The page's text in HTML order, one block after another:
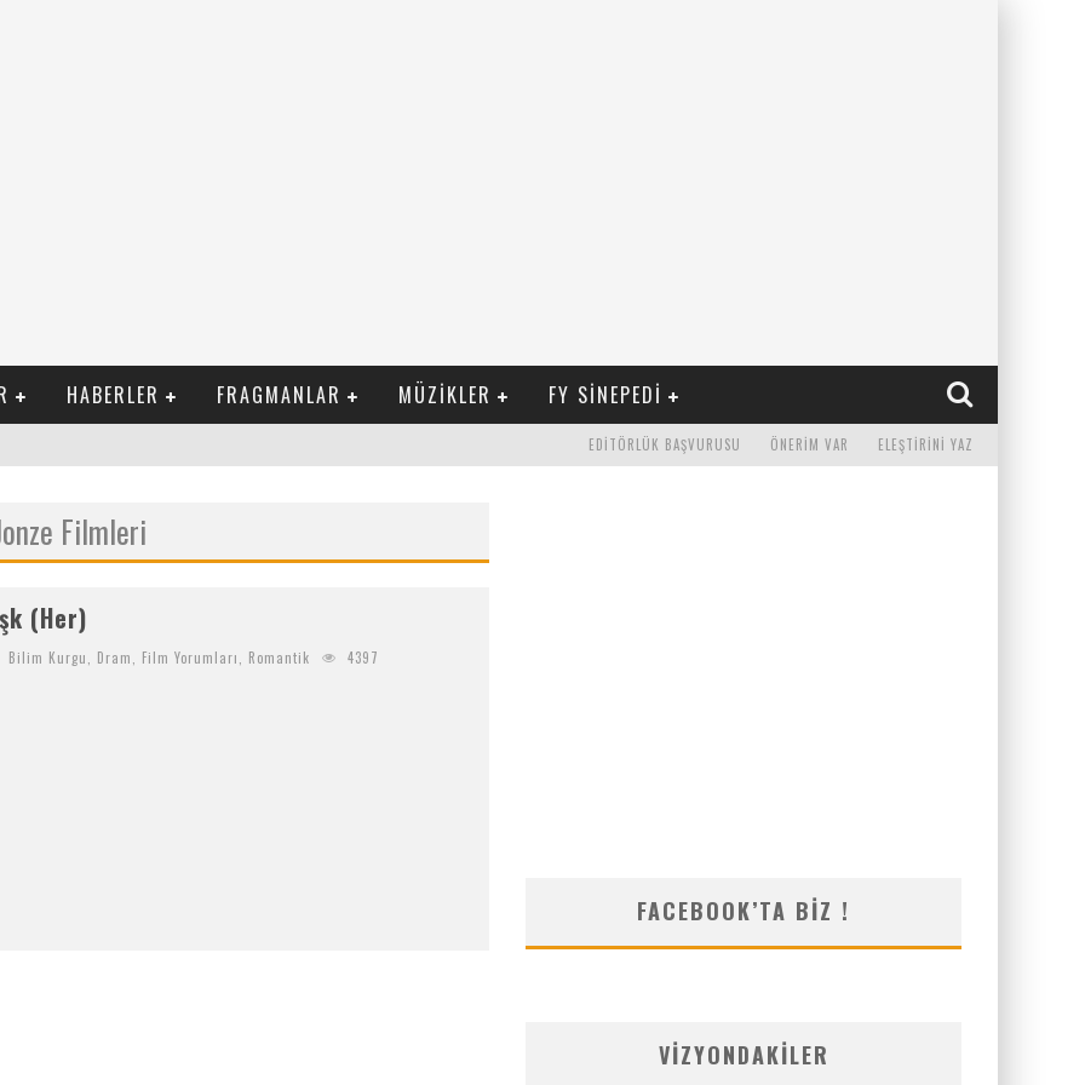
HABERLER FRAGMANLAR MÜZIKLER FY SINEPEDI
NEREDEN BULURUM
EDITÖRLÜK BAŞVURUSU ÖNERIM VAR ELEŞTIRINI YAZ
Filmleri
(Her)
Bilim Kurgu Dram Film Yorumları Romantik 4397
FACEBOOK’TA BIZ !
VIZYONDAKILER